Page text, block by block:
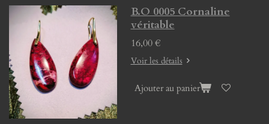
B.O 0005 Cornaline
véritable
16,00 €
Voir les détails
Ajouter au panier